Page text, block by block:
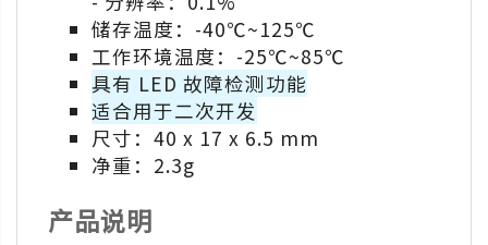
储存温度：-40℃~125℃
工作环境温度：-25℃~85℃
具有 LED 故障检测功能
适合用于二次开发
尺寸：40 x 17 x 6.5 mm
净重：2.3g
产品说明